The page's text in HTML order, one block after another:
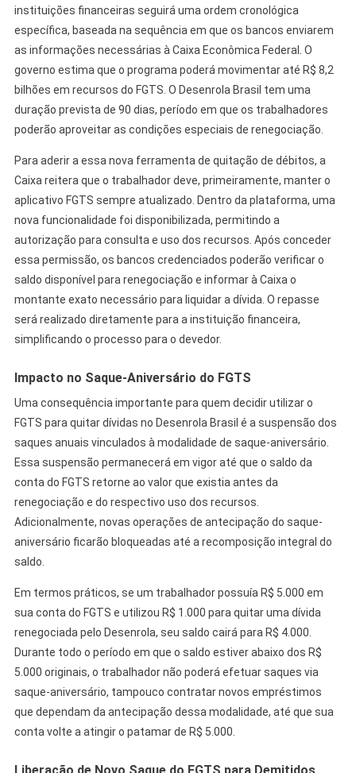
instituições financeiras seguirá uma ordem cronológica
específica, baseada na sequência em que os bancos enviarem
as informações necessárias à Caixa Econômica Federal. O
governo estima que o programa poderá movimentar até R$ 8,2
bilhões em recursos do FGTS. O Desenrola Brasil tem uma
duração prevista de 90 dias, período em que os trabalhadores
poderão aproveitar as condições especiais de renegociação.
Para aderir a essa nova ferramenta de quitação de débitos, a
Caixa reitera que o trabalhador deve, primeiramente, manter o
aplicativo FGTS sempre atualizado. Dentro da plataforma, uma
nova funcionalidade foi disponibilizada, permitindo a
autorização para consulta e uso dos recursos. Após conceder
essa permissão, os bancos credenciados poderão verificar o
saldo disponível para renegociação e informar à Caixa o
montante exato necessário para liquidar a dívida. O repasse
será realizado diretamente para a instituição financeira,
simplificando o processo para o devedor.
Impacto no Saque-Aniversário do FGTS
Uma consequência importante para quem decidir utilizar o
FGTS para quitar dívidas no Desenrola Brasil é a suspensão dos
saques anuais vinculados à modalidade de saque-aniversário.
Essa suspensão permanecerá em vigor até que o saldo da
conta do FGTS retorne ao valor que existia antes da
renegociação e do respectivo uso dos recursos.
Adicionalmente, novas operações de antecipação do saque-
aniversário ficarão bloqueadas até a recomposição integral do
saldo.
Em termos práticos, se um trabalhador possuía R$ 5.000 em
sua conta do FGTS e utilizou R$ 1.000 para quitar uma dívida
renegociada pelo Desenrola, seu saldo cairá para R$ 4.000.
Durante todo o período em que o saldo estiver abaixo dos R$
5.000 originais, o trabalhador não poderá efetuar saques via
saque-aniversário, tampouco contratar novos empréstimos
que dependam da antecipação dessa modalidade, até que sua
conta volte a atingir o patamar de R$ 5.000.